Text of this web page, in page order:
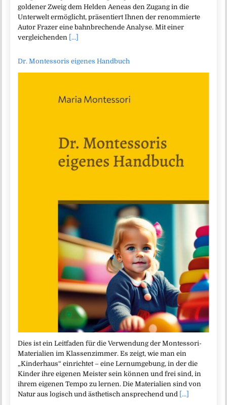
goldener Zweig dem Helden Aeneas den Zugang in die
Unterwelt ermöglicht, präsentiert Ihnen der renommierte
Autor Frazer eine bahnbrechende Analyse. Mit einer
vergleichenden [...]
Dr. Montessoris eigenes Handbuch
Dies ist ein Leitfaden für die Verwendung der Montessori-
Materialien im Klassenzimmer. Es zeigt, wie man ein
„Kinderhaus“ einrichtet – eine Lernumgebung, in der die
Kinder ihre eigenen Meister sein können und frei sind, in
ihrem eigenen Tempo zu lernen. Die Materialien sind von
Natur aus logisch und ästhetisch ansprechend und [...]